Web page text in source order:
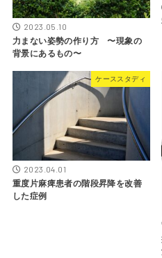
2023.05.10
力まない姿勢の作り方 〜現象の
背景にあるもの〜
ケーススタディ
2023.04.01
重度片麻痺患者の階段昇降を改善
した症例